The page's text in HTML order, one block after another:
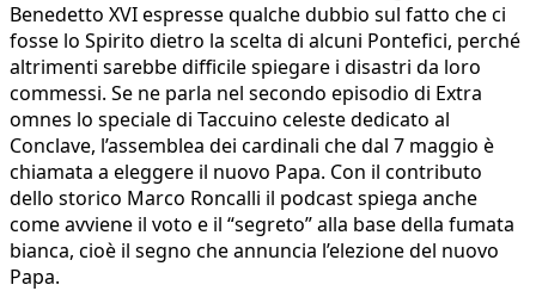
Benedetto XVI espresse qualche dubbio sul fatto che ci
fosse lo Spirito dietro la scelta di alcuni Pontefici, perché
altrimenti sarebbe difficile spiegare i disastri da loro
commessi. Se ne parla nel secondo episodio di Extra
omnes lo speciale di Taccuino celeste dedicato al
Conclave, l’assemblea dei cardinali che dal 7 maggio è
chiamata a eleggere il nuovo Papa. Con il contributo
dello storico Marco Roncalli il podcast spiega anche
come avviene il voto e il “segreto” alla base della fumata
bianca, cioè il segno che annuncia l’elezione del nuovo
Papa.